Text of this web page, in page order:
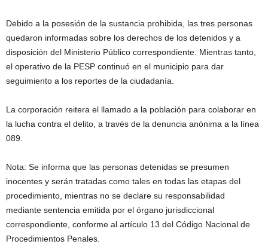
Debido a la posesión de la sustancia prohibida, las tres personas
quedaron informadas sobre los derechos de los detenidos y a
disposición del Ministerio Público correspondiente. Mientras tanto,
el operativo de la PESP continuó en el municipio para dar
seguimiento a los reportes de la ciudadanía.
La corporación reitera el llamado a la población para colaborar en
la lucha contra el delito, a través de la denuncia anónima a la línea
089.
Nota: Se informa que las personas detenidas se presumen
inocentes y serán tratadas como tales en todas las etapas del
procedimiento, mientras no se declare su responsabilidad
mediante sentencia emitida por el órgano jurisdiccional
correspondiente, conforme al artículo 13 del Código Nacional de
Procedimientos Penales.